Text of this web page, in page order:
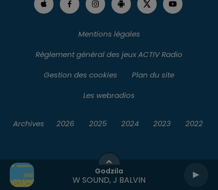
Godzila
W SOUND, J BALVIN
Mentions légales
Règlement général des jeux ACTIV Radio
Gestion des cookies
Plan du site
Les webradios
Archives 2026 2025 2024 2023 2022